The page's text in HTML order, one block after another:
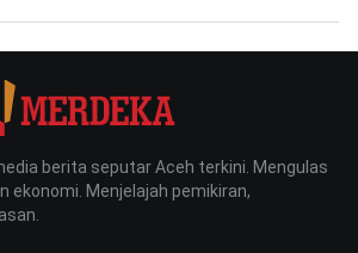
berita seputar Aceh terkini. Mengulas
ekonomi. Menjelajah pemikiran,